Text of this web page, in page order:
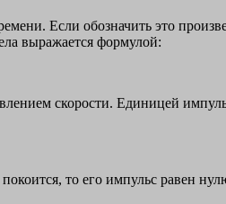
Если обозначить это
выражается формулой:
скорости. Единицей
то его импульс равен